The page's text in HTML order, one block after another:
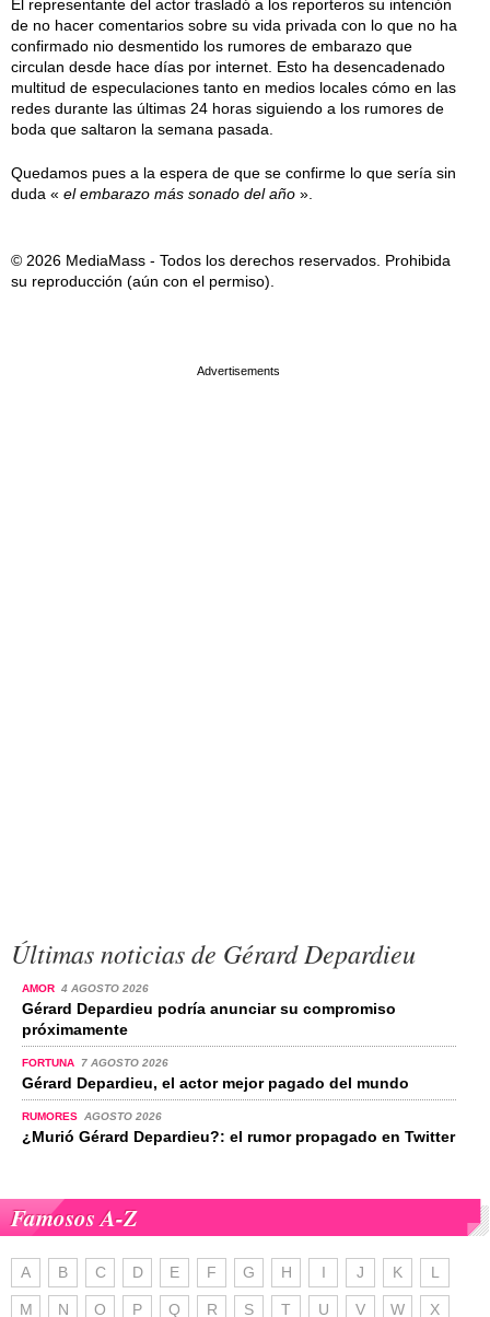
El representante del actor trasladó a los reporteros su intención
de no hacer comentarios sobre su vida privada con lo que no ha
confirmado nio desmentido los rumores de embarazo que
circulan desde hace días por internet. Esto ha desencadenado
multitud de especulaciones tanto en medios locales cómo en las
redes durante las últimas 24 horas siguiendo a los rumores de
boda que saltaron la semana pasada.
Quedamos pues a la espera de que se confirme lo que sería sin
duda « el embarazo más sonado del año ».
© 2026 MediaMass - Todos los derechos reservados. Prohibida
su reproducción (aún con el permiso).
Últimas noticias de Gérard Depardieu
AMOR 4 AGOSTO 2026
Gérard Depardieu podría anunciar su compromiso
próximamente
FORTUNA 7 AGOSTO 2026
Gérard Depardieu, el actor mejor pagado del mundo
RUMORES AGOSTO 2026
¿Murió Gérard Depardieu?: el rumor propagado en Twitter
Famosos A-Z
A B C D E F G H I J K L
M N O P Q R S T U V W X